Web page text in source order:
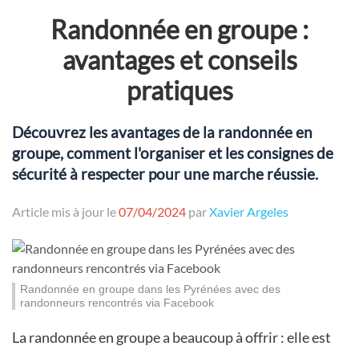
Randonnée en groupe :
avantages et conseils
pratiques
Découvrez les avantages de la randonnée en
groupe, comment l'organiser et les consignes de
sécurité à respecter pour une marche réussie.
Article mis à jour le07/04/2024 parXavier Argeles
Randonnée en groupe dans les Pyrénées avec des
randonneurs rencontrés via Facebook
La randonnée en groupe a beaucoup à offrir : elle est